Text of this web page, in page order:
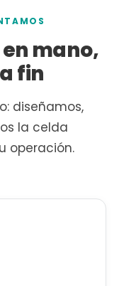
mano,
fin
diseñamos,
la celda
operación.